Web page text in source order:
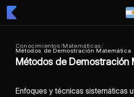
Conocimientos/Matemáticas/
Métodos de Demostración Matemática
Métodos de Demostración
Enfoques y técnicas sistemáticas